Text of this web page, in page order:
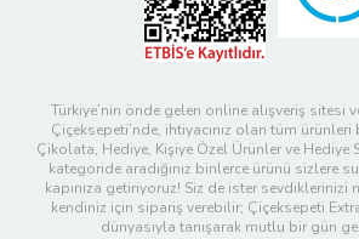
Türkiye’nin önde gelen online alışveriş sitesi
Çiçeksepeti’nde, ihtiyacınız olan tüm
Çikolata, Hediye, Kişiye Özel Ürünler ve Hediye
kategoride aradığınız binlerce ürünü sizlere
kapınıza getiriyoruz! Siz de ister sevdiklerinizi
kendiniz için sipariş verebilir; Çiçeksepeti
dünyasıyla tanışarak mutlu bir gün